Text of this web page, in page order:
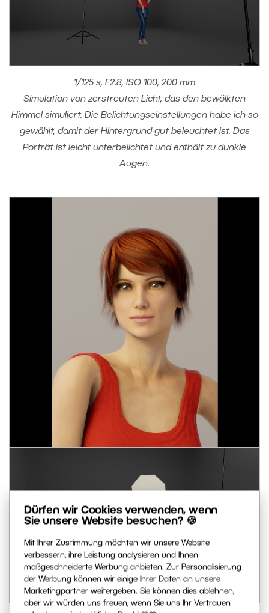
Dürfen wir Cookies verwenden, wenn
Sie unsere Website besuchen? 🍪
Mit Ihrer Zustimmung möchten wir unsere Website
verbessern, ihre Leistung analysieren und Ihnen
maßgeschneiderte Werbung anbieten. Zur Personalisierung
der Werbung können wir einige Ihrer Daten an unsere
Marketingpartner weitergeben. Sie können dies ablehnen,
aber wir würden uns freuen, wenn Sie uns Ihr Vertrauen
1/125 s, F2.8, ISO 100, 200 mm
Simulation von zerstreuten Licht, das den bewölkten
Himmel simuliert. Die Belichtungseinstellungen habe ich so
gewählt, damit der Hintergrund gut beleuchtet ist. Das
Porträt ist leicht unterbelichtet und enthält zu dunkle
Augen.